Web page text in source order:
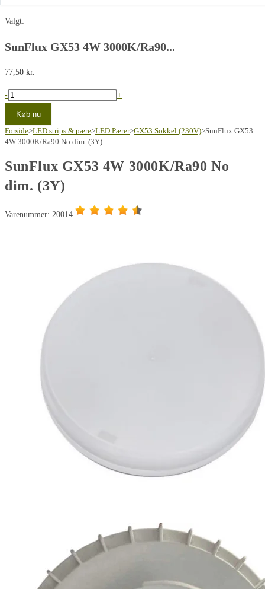
Valgt:
SunFlux GX53 4W 3000K/Ra90...
77,50 kr.
SunFlux
GX53
4W
3000K/Ra90
dim.
(3Y)
- +
Køb nu
Forside>LED strips & pære>LED Pærer>GX53 Sokkel (230V)>SunFlux GX53
4W 3000K/Ra90 No dim. (3Y)
SunFlux GX53 4W 3000K/Ra90 No
dim. (3Y)
Varenummer: 20014